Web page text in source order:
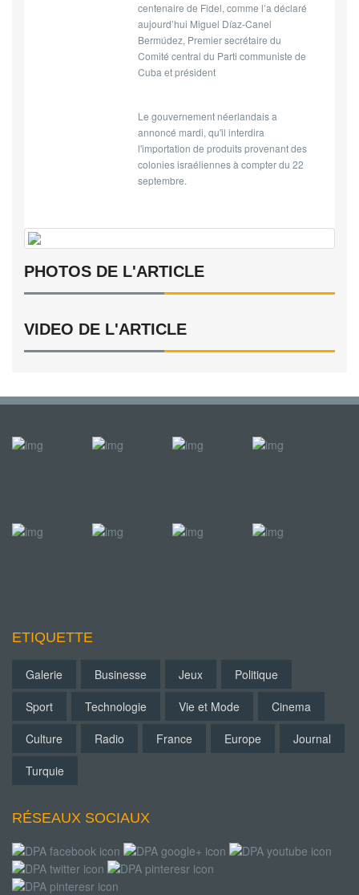
centenaire de Fidel, comme l’a déclaré
aujourd’hui Miguel Díaz-Canel
Bermúdez, Premier secrétaire du
Comité central du Parti communiste de
Cuba et président
Le gouvernement néerlandais a
annoncé mardi, qu'il interdira
l'importation de produits provenant des
colonies israéliennes à compter du 22
septembre.
PHOTOS DE L'ARTICLE
VIDEO DE L'ARTICLE
ETIQUETTE
Galerie Businesse Jeux
Politique
Sport
Technologie Vie et Mode
Cinema
Culture
Radio France Europe
Journal
Turquie
RÉSEAUX SOCIAUX